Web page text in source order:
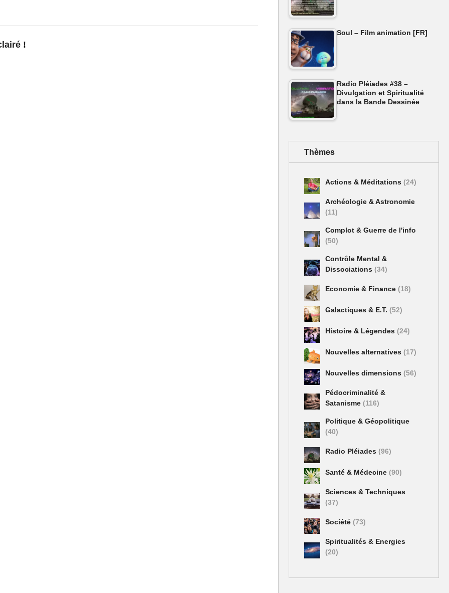
!
Soul – Film animation [FR]
Radio Pléiades #38 –
Divulgation et Spiritualité
dans la Bande Dessinée
Thèmes
Actions & Méditations (24)
Archéologie & Astronomie
(11)
Complot & Guerre de l'info
(50)
Contrôle Mental &
Dissociations (34)
Economie & Finance (18)
Galactiques & E.T. (52)
Histoire & Légendes (24)
Nouvelles alternatives (17)
Nouvelles dimensions (56)
Pédocriminalité &
Satanisme (116)
Politique & Géopolitique
(40)
Radio Pléiades (96)
Santé & Médecine (90)
Sciences & Techniques
(37)
Société (73)
Spiritualités & Energies
(20)